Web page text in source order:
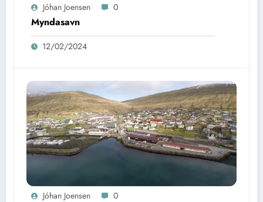
Jóhan Joensen 0
Myndasavn
12/02/2024
Jóhan Joensen 0